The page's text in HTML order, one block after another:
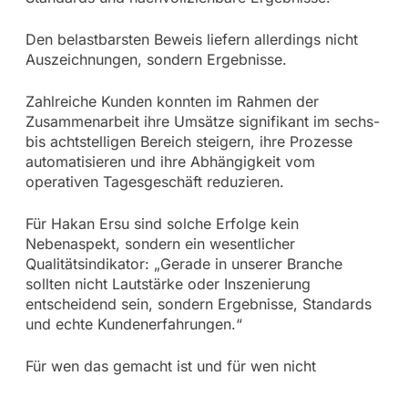
Den belastbarsten Beweis liefern allerdings nicht
Auszeichnungen, sondern Ergebnisse.
Zahlreiche Kunden konnten im Rahmen der
Zusammenarbeit ihre Umsätze signifikant im sechs-
bis achtstelligen Bereich steigern, ihre Prozesse
automatisieren und ihre Abhängigkeit vom
operativen Tagesgeschäft reduzieren.
Für Hakan Ersu sind solche Erfolge kein
Nebenaspekt, sondern ein wesentlicher
Qualitätsindikator: „Gerade in unserer Branche
sollten nicht Lautstärke oder Inszenierung
entscheidend sein, sondern Ergebnisse, Standards
und echte Kundenerfahrungen.“
Für wen das gemacht ist und für wen nicht